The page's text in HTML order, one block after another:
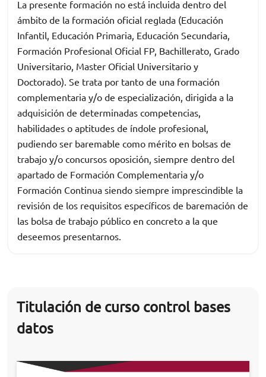
La presente formación no está incluida dentro del
ámbito de la formación oficial reglada (Educación
Infantil, Educación Primaria, Educación Secundaria,
Formación Profesional Oficial FP, Bachillerato, Grado
Universitario, Master Oficial Universitario y
Doctorado). Se trata por tanto de una formación
complementaria y/o de especialización, dirigida a la
adquisición de determinadas competencias,
habilidades o aptitudes de índole profesional,
pudiendo ser baremable como mérito en bolsas de
trabajo y/o concursos oposición, siempre dentro del
apartado de Formación Complementaria y/o
Formación Continua siendo siempre imprescindible la
revisión de los requisitos específicos de baremación de
las bolsa de trabajo público en concreto a la que
deseemos presentarnos.
Titulación de curso control bases
datos